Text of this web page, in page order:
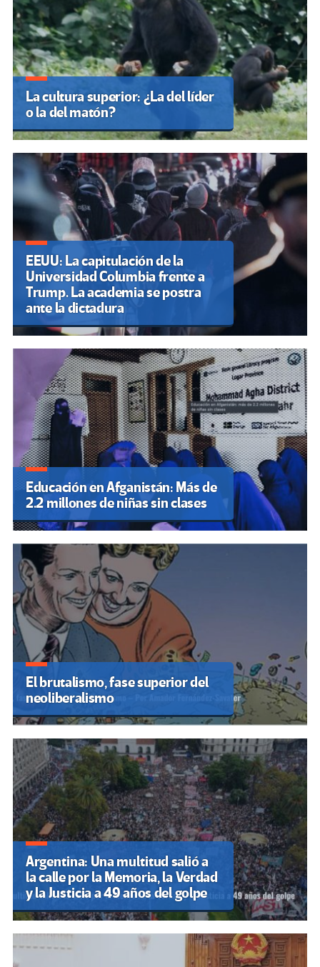
La cultura superior: ¿La del líder
o la del matón?
EEUU: La capitulación de la
Universidad Columbia frente a
Trump. La academia se postra
ante la dictadura
Educación en Afganistán: Más de
2.2 millones de niñas sin clases
El brutalismo, fase superior del
neoliberalismo
Argentina: Una multitud salió a
la calle por la Memoria, la Verdad
y la Justicia a 49 años del golpe